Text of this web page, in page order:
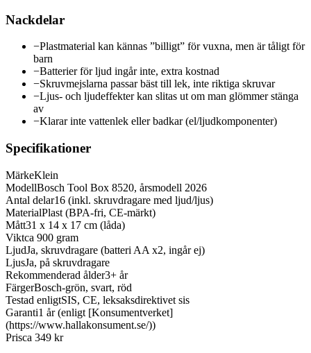
Nackdelar
−Plastmaterial kan kännas ”billigt” för vuxna, men är tåligt för
barn
−Batterier för ljud ingår inte, extra kostnad
−Skruvmejslarna passar bäst till lek, inte riktiga skruvar
−Ljus- och ljudeffekter kan slitas ut om man glömmer stänga
av
−Klarar inte vattenlek eller badkar (el/ljudkomponenter)
Specifikationer
MärkeKlein
ModellBosch Tool Box 8520, årsmodell 2026
Antal delar16 (inkl. skruvdragare med ljud/ljus)
MaterialPlast (BPA-fri, CE-märkt)
Mått31 x 14 x 17 cm (låda)
Viktca 900 gram
LjudJa, skruvdragare (batteri AA x2, ingår ej)
LjusJa, på skruvdragare
Rekommenderad ålder3+ år
FärgerBosch-grön, svart, röd
Testad enligtSIS, CE, leksaksdirektivet sis
Garanti1 år (enligt [Konsumentverket]
(https://www.hallakonsument.se/))
Prisca 349 kr